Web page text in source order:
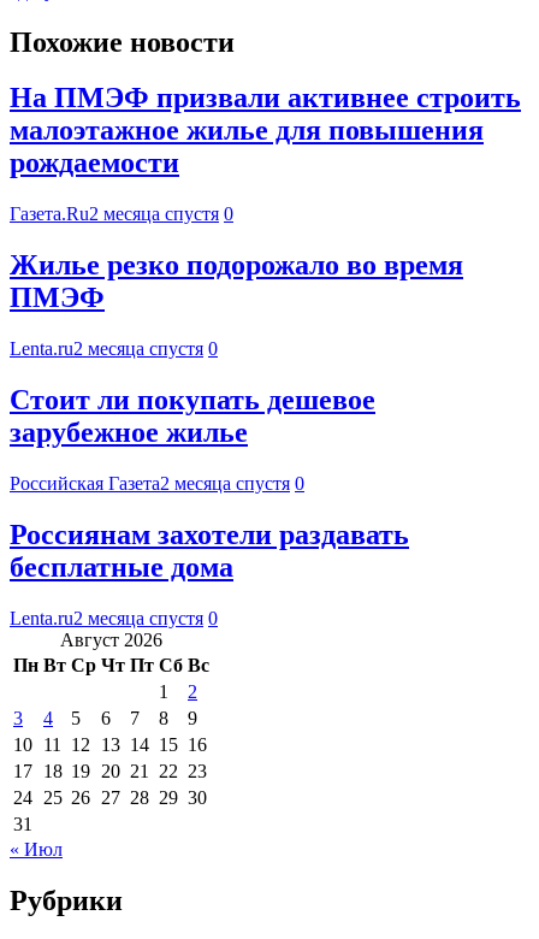
Похожие новости
На ПМЭФ призвали активнее строить
малоэтажное жилье для повышения
рождаемости
Газета.Ru2 месяца спустя 0
Жилье резко подорожало во время
ПМЭФ
Lenta.ru2 месяца спустя 0
Стоит ли покупать дешевое
зарубежное жилье
Российская Газета2 месяца спустя 0
Россиянам захотели раздавать
бесплатные дома
Lenta.ru2 месяца спустя 0
Август 2026
Пн Вт Ср Чт Пт Сб Вс
1
2
3
4 5 6 7 8
9
10 11 12 13 14 15 16
17 18 19 20 21 22 23
24 25 26 27 28 29 30
31
« Июл
Рубрики